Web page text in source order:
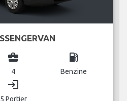
business_center
4
local_gas_station
Benzine
login
5 Portier